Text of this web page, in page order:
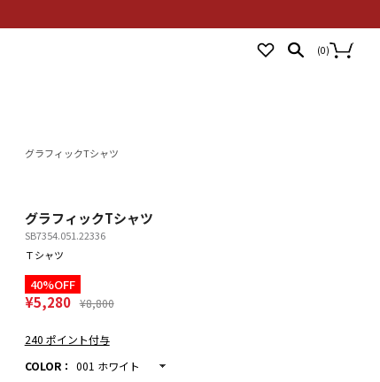
(0)
グラフィックTシャツ
グラフィックTシャツ
SB7354.051.22336
Ｔシャツ
40%OFF
¥5,280 ¥8,800
240 ポイント付与
COLOR： 001 ホワイト